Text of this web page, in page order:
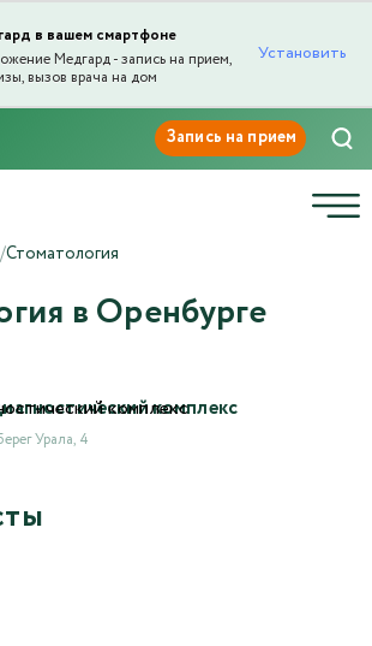
в вашем смартфоне
Медгард - запись на прием,
вызов врача на дом
Установить
/Стоматология
в Оренбурге
комплекс
Урала, 4